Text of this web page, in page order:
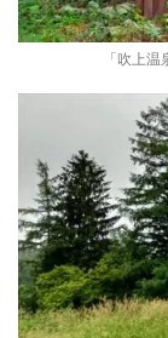
「吹上